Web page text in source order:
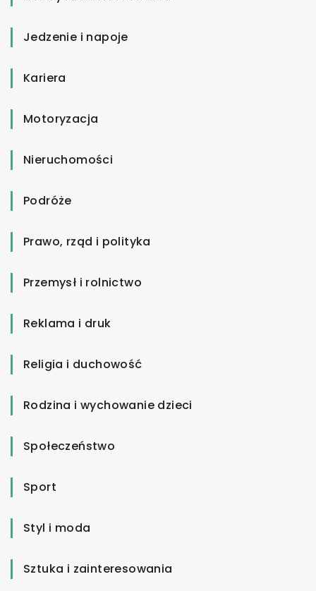
Jedzenie i napoje
Kariera
Motoryzacja
Nieruchomości
Podróże
Prawo, rząd i polityka
Przemysł i rolnictwo
Reklama i druk
Religia i duchowość
Rodzina i wychowanie dzieci
Społeczeństwo
Sport
Styl i moda
Sztuka i zainteresowania